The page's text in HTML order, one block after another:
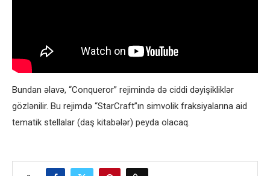
Bundan əlavə, “Conqueror” rejimində də ciddi dəyişikliklər
gözlənilir. Bu rejimdə “StarCraft”ın simvolik fraksiyalarına aid
tematik stellalar (daş kitabələr) peyda olacaq.